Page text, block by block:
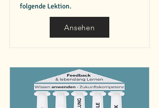
folgende Lektion.
Ansehen